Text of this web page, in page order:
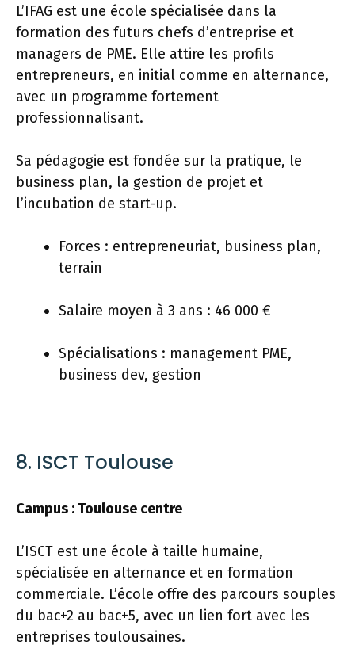
L’IFAG est une école spécialisée dans la
formation des futurs chefs d’entreprise et
managers de PME. Elle attire les profils
entrepreneurs, en initial comme en alternance,
avec un programme fortement
professionnalisant.
Sa pédagogie est fondée sur la pratique, le
business plan, la gestion de projet et
l’incubation de start-up.
Forces : entrepreneuriat, business plan,
terrain
Salaire moyen à 3 ans : 46 000 €
Spécialisations : management PME,
business dev, gestion
8. ISCT Toulouse
Campus : Toulouse centre
L’ISCT est une école à taille humaine,
spécialisée en alternance et en formation
commerciale. L’école offre des parcours souples
du bac+2 au bac+5, avec un lien fort avec les
entreprises toulousaines.